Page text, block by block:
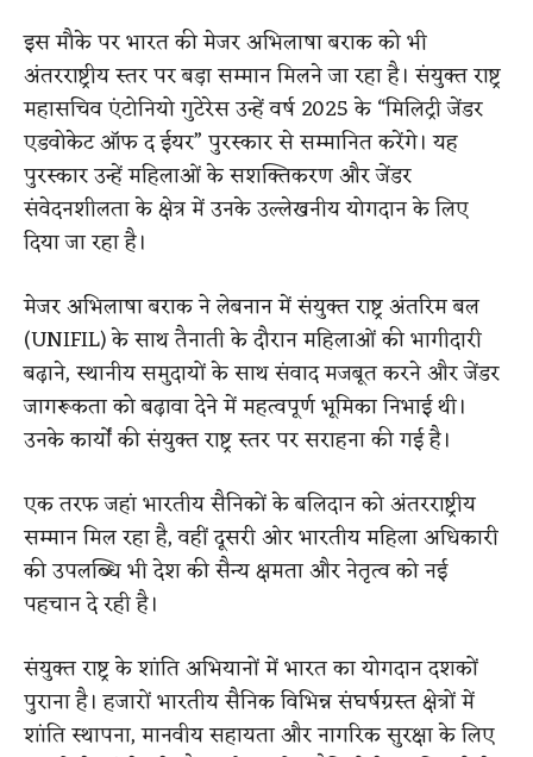
इस मौके पर भारत की मेजर अभिलाषा बराक को भी
अंतरराष्ट्रीय स्तर पर बड़ा सम्मान मिलने जा रहा है। संयुक्त राष्ट्र
महासचिव एंटोनियो गुटेरेस उन्हें वर्ष 2025 के “मिलिट्री जेंडर
एडवोकेट ऑफ द ईयर” पुरस्कार से सम्मानित करेंगे। यह
पुरस्कार उन्हें महिलाओं के सशक्तिकरण और जेंडर
संवेदनशीलता के क्षेत्र में उनके उल्लेखनीय योगदान के लिए
दिया जा रहा है।
मेजर अभिलाषा बराक ने लेबनान में संयुक्त राष्ट्र अंतरिम बल
(UNIFIL) के साथ तैनाती के दौरान महिलाओं की भागीदारी
बढ़ाने, स्थानीय समुदायों के साथ संवाद मजबूत करने और जेंडर
जागरूकता को बढ़ावा देने में महत्वपूर्ण भूमिका निभाई थी।
उनके कार्यों की संयुक्त राष्ट्र स्तर पर सराहना की गई है।
एक तरफ जहां भारतीय सैनिकों के बलिदान को अंतरराष्ट्रीय
सम्मान मिल रहा है, वहीं दूसरी ओर भारतीय महिला अधिकारी
की उपलब्धि भी देश की सैन्य क्षमता और नेतृत्व को नई
पहचान दे रही है।
संयुक्त राष्ट्र के शांति अभियानों में भारत का योगदान दशकों
पुराना है। हजारों भारतीय सैनिक विभिन्न संघर्षग्रस्त क्षेत्रों में
शांति स्थापना, मानवीय सहायता और नागरिक सुरक्षा के लिए